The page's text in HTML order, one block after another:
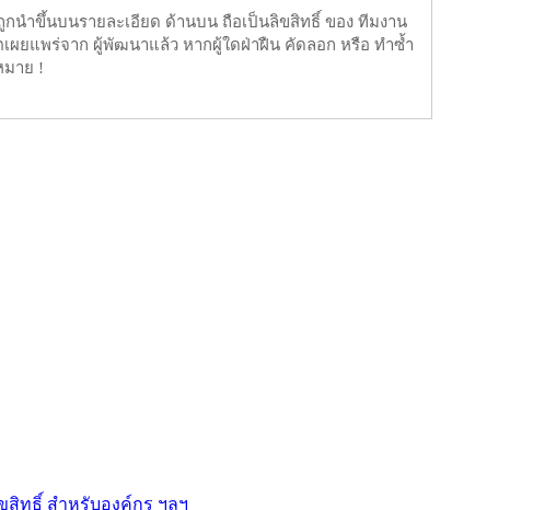
นำขึ้นบนรายละเอียด ด้านบน ถือเป็นลิขสิทธิ์ ของ ทีมงาน
ผยแพร่จาก ผู้พัฒนาแล้ว หากผู้ใดฝ่าฝืน คัดลอก หรือ ทำซ้ำ
าย !